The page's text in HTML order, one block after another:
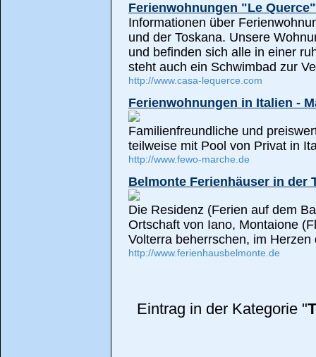
Ferienwohnungen "Le Querce"
Informationen über
und der Toskana. Unsere
und befinden sich alle in einer
steht auch ein Schwimbad zur
http://www.casa-lequerce.com
Ferienwohnungen in Italien -
Familienfreundliche und
teilweise mit Pool von Privat in
http://www.fewo-marche.de
Belmonte Ferienhäuser in der
Die Residenz (Ferien auf dem
Ortschaft von Iano, Montaione
Volterra beherrschen, im
http://www.ferienhausbelmonte.de
Eintrag in der Kategorie "